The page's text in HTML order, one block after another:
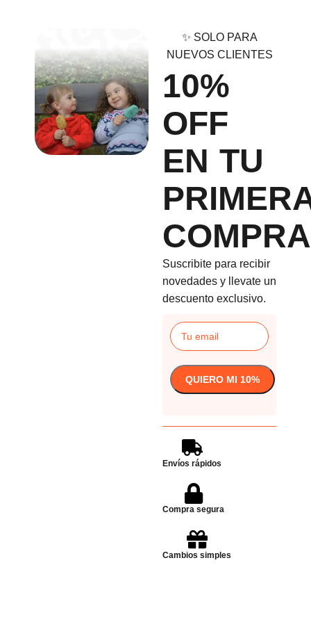
✨ SOLO PARA
NUEVOS CLIENTES
10%
OFF
EN TU
COMPRA
Suscribite para recibir
novedades y llevate un
descuento exclusivo.
Envíos rápidos
Compra segura
Cambios simples